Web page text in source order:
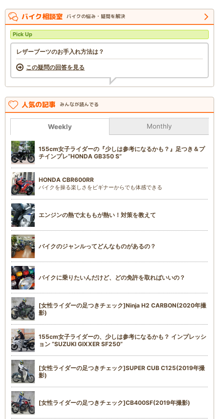
バイク相談室 バイクの悩み・疑問を解決
Pick Up
レザーブーツのお手入れ方法は？
この疑問の回答を見る
人気の記事 みんなが読んでる
Weekly Monthly
155cm女子ライダーの『少しは参考になるかも？』足つき＆プ
チインプレ“HONDA GB350 S”
HONDA CBR600RR
バイクを操る楽しさをビギナーからでも体感できる
エンジンの熱で太ももが熱い！対策を教えて
バイクのジャンルってどんなものがあるの？
バイクに乗りたいんだけど、どの免許を取ればいいの？
[女性ライダーの足つきチェック]Ninja H2 CARBON(2020年撮
影)
155cm女子ライダーの、少しは参考になるかも？ インプレッシ
ョン “SUZUKI GIXXER SF250”
[女性ライダーの足つきチェック]SUPER CUB C125(2019年撮
影)
[女性ライダーの足つきチェック]CB400SF(2019年撮影)